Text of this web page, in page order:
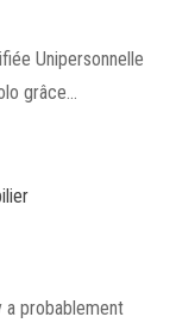
Unipersonnelle
grâce…
a probablement